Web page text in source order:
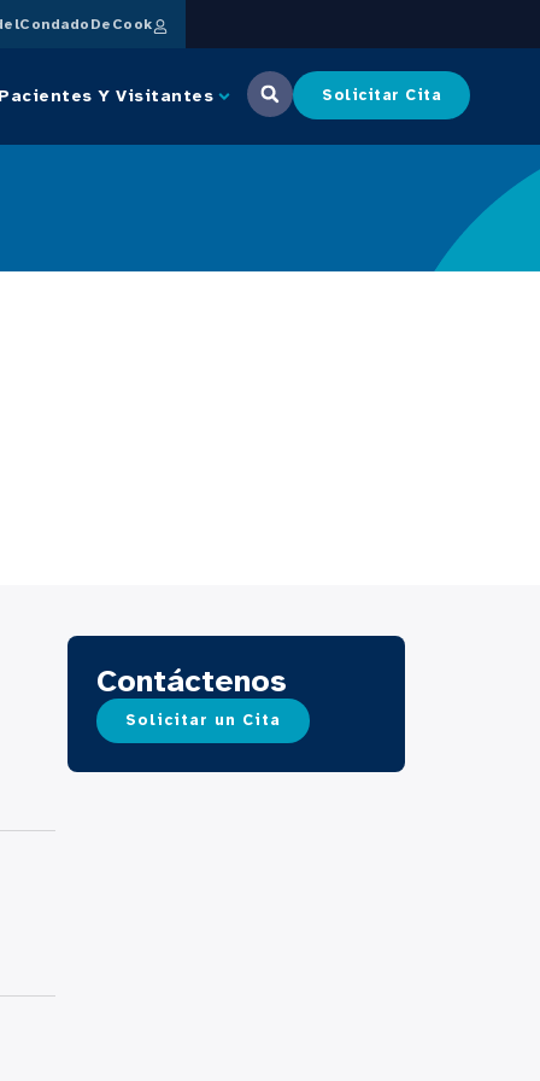
Pacientes Y Visitantes Solicitar Cita
Contáctenos
Solicitar un Cita